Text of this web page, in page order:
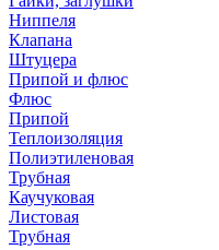
Ниппеля
Клапана
Штуцера
Припой и флюс
Флюс
Припой
Теплоизоляция
Полиэтиленовая
Трубная
Каучуковая
Листовая
Трубная